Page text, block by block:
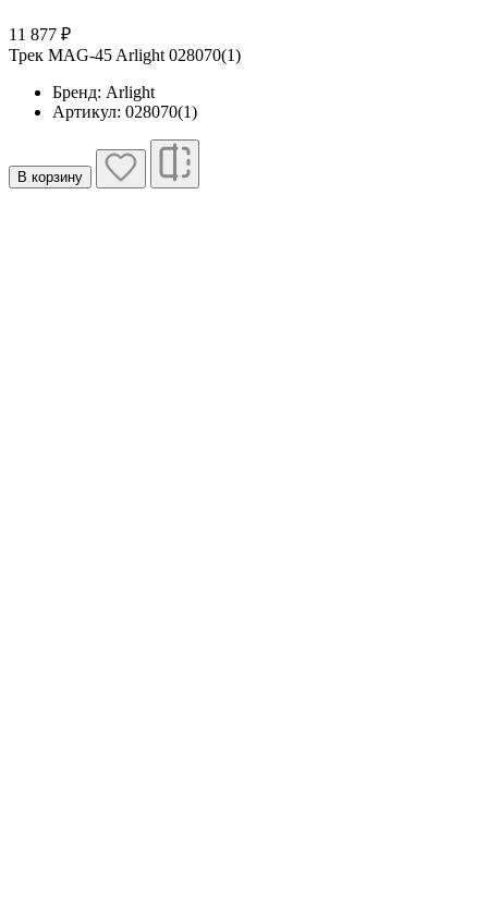
11 877 ₽
Трек MAG-45 Arlight 028070(1)
Бренд: Arlight
Артикул: 028070(1)
В корзину